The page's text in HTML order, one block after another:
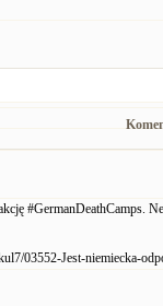
#GermanDeathCamps.
03552-Jest-niemiecka-